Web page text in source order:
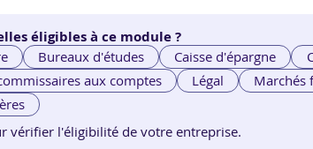
éligibles à ce module ?
Bureaux d'études Caisse d'épargne
aux comptes Légal Marchés
vérifier l'éligibilité de votre entreprise.